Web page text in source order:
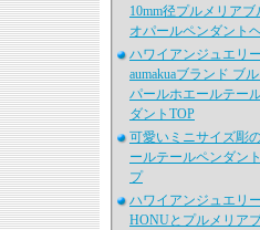
10mm径プルメリアブ
オパールペンダント
ハワイアンジュエリー
aumakuaブランド ブ
パールホエールテー
ダントTOP
可愛いミニサイズ彫
ールテールペンダン
プ
ハワイアンジュエリー
HONUとプルメリア